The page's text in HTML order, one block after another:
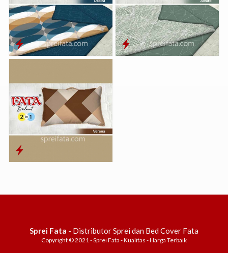
Sprei Fata - Distributor Sprei dan Bed Cover Fata
Copyright © 2021 - Sprei Fata - Kualitas - Harga Terbaik